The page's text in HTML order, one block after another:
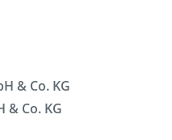
& Co. KG
& Co. KG